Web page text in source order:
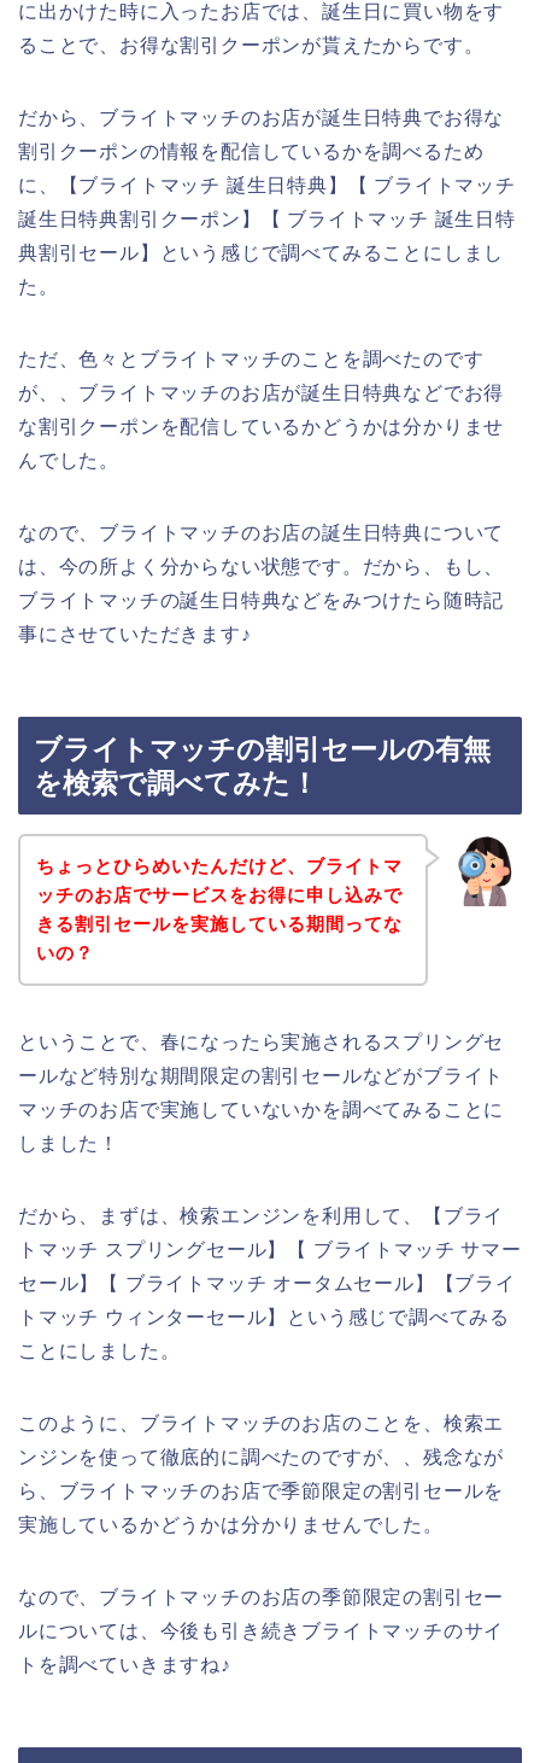
に出かけた時に入ったお店では、誕生日に買い物をす
ることで、お得な割引クーポンが貰えたからです。
だから、ブライトマッチのお店が誕生日特典でお得な
割引クーポンの情報を配信しているかを調べるため
に、【ブライトマッチ 誕生日特典】【 ブライトマッチ
誕生日特典割引クーポン】【 ブライトマッチ 誕生日特
典割引セール】という感じで調べてみることにしまし
た。
ただ、色々とブライトマッチのことを調べたのです
が、、ブライトマッチのお店が誕生日特典などでお得
な割引クーポンを配信しているかどうかは分かりませ
んでした。
なので、ブライトマッチのお店の誕生日特典について
は、今の所よく分からない状態です。だから、もし、
ブライトマッチの誕生日特典などをみつけたら随時記
事にさせていただきます♪
ブライトマッチの割引セールの有無
を検索で調べてみた！
ちょっとひらめいたんだけど、ブライトマ
ッチのお店でサービスをお得に申し込みで
きる割引セールを実施している期間ってな
いの？
ということで、春になったら実施されるスプリングセ
ールなど特別な期間限定の割引セールなどがブライト
マッチのお店で実施していないかを調べてみることに
しました！
だから、まずは、検索エンジンを利用して、【ブライ
トマッチ スプリングセール】【 ブライトマッチ サマー
セール】【 ブライトマッチ オータムセール】【ブライ
トマッチ ウィンターセール】という感じで調べてみる
ことにしました。
このように、ブライトマッチのお店のことを、検索エ
ンジンを使って徹底的に調べたのですが、、残念なが
ら、ブライトマッチのお店で季節限定の割引セールを
実施しているかどうかは分かりませんでした。
なので、ブライトマッチのお店の季節限定の割引セー
ルについては、今後も引き続きブライトマッチのサイ
トを調べていきますね♪